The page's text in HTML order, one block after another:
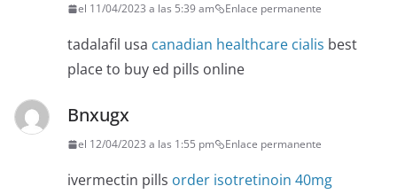
el 11/04/2023 a las 5:39 am Enlace permanente
tadalafil usa canadian healthcare cialis best
place to buy ed pills online
Bnxugx
el 12/04/2023 a las 1:55 pm Enlace permanente
ivermectin pills order isotretinoin 40mg